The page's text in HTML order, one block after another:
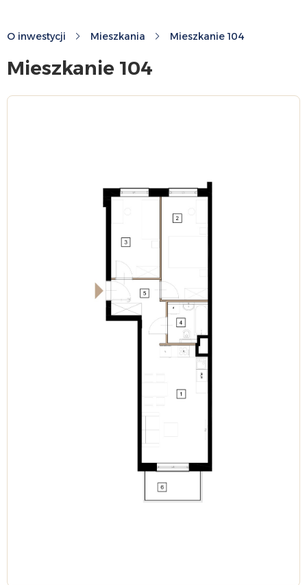
O inwestycji Mieszkania Mieszkanie 104
Mieszkanie 104